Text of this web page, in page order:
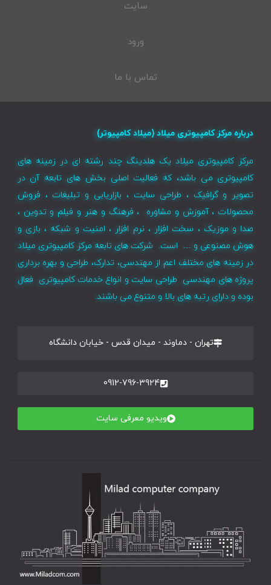
سایت
ورود
تماس با ما
درباره مرکز کامپیوتری میلاد (میلاد کامپیوتر)
مرکز کامپیوتری میلاد یک هلدینگ چند رشته ای در زمینه های
کامپیوتری می باشد، که فعالیت اصلی بخش های تابعه آن در
تصویر و گرافیک ، طراحی سایت ، بازاریابی و تبلیغات ، فروش
محصولات ، آموزش و مشاوره ، فرهنگ و هنر و فیلم و تدوین ،
صدا و موزیک ، سخت افزار ، نرم افزار ، امنیت و شبکه ، بازی و
هوش مصنوعی و … است. شرکت های تابعه مرکز کامپیوتری میلاد
در زمینه های مختلف اعم از مهندسی، تدارک، طراحی و بهره برداری
پروژه های مهندسی طراحی سایت و انواع خدمات کامپیوتری فعال
بوده و دارای رتبه های بالا و متنوع می باشند.
تهران - دماوند - میدان قدس - خیابان دانشگاه
0912-796-3924
ویدیو معرفی سایت